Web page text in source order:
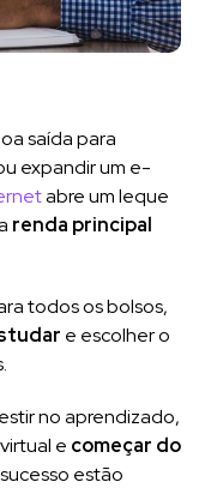
saída para
expandir um e-
abre um leque
renda principal
todos os bolsos,
e escolher o
no aprendizado,
e começar do
estão